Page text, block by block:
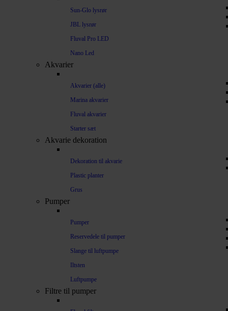
Sun-Glo lysrør
JBL lysrør
Fluval Pro LED
Nano Led
Akvarier
Akvarier (alle)
Marina akvarier
Fluval akvarier
Starter sæt
Akvarie dekoration
Dekoration til akvarie
Plastic planter
Grus
Pumper
Pumper
Reservedele til pumper
Slange til luftpumpe
Iltsten
Luftpumpe
Filtre til pumper